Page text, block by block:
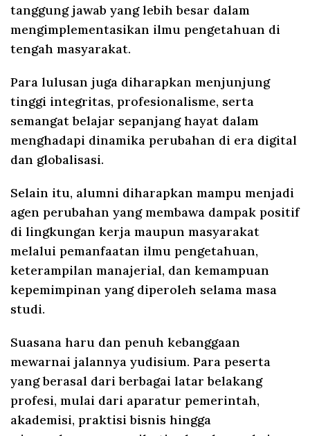
tanggung jawab yang lebih besar dalam
mengimplementasikan ilmu pengetahuan di
tengah masyarakat.
Para lulusan juga diharapkan menjunjung
tinggi integritas, profesionalisme, serta
semangat belajar sepanjang hayat dalam
menghadapi dinamika perubahan di era digital
dan globalisasi.
Selain itu, alumni diharapkan mampu menjadi
agen perubahan yang membawa dampak positif
di lingkungan kerja maupun masyarakat
melalui pemanfaatan ilmu pengetahuan,
keterampilan manajerial, dan kemampuan
kepemimpinan yang diperoleh selama masa
studi.
Suasana haru dan penuh kebanggaan
mewarnai jalannya yudisium. Para peserta
yang berasal dari berbagai latar belakang
profesi, mulai dari aparatur pemerintah,
akademisi, praktisi bisnis hingga